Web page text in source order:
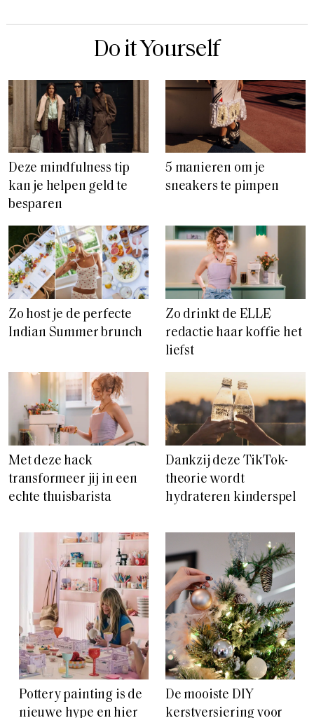
Do it Yourself
Deze mindfulness tip
kan je helpen geld te
besparen
5 manieren om je
sneakers te pimpen
Zo host je de perfecte
Indian Summer brunch
Zo drinkt de ELLE
redactie haar koffie het
liefst
Met deze hack
transformeer jij in een
echte thuisbarista
Dankzij deze TikTok-
theorie wordt
hydrateren kinderspel
Pottery painting is de
nieuwe hype en hier
De mooiste DIY
kerstversiering voor